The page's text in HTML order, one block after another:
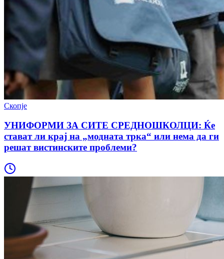
Скопје
УНИФОРМИ ЗА СИТЕ СРЕДНОШКОЛЦИ: Ќе
стават ли крај на „модната трка“ или нема да ги
решат вистинските проблеми?